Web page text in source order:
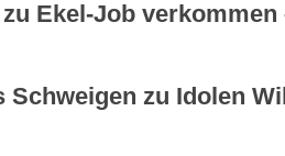
Ekel-Job
Schweigen zu Idolen